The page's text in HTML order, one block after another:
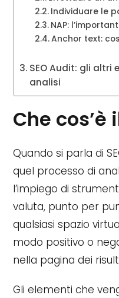
Individuare le
NAP:
Anchor text:
SEO Audit: gli altri
analisi
Che cos’è
Quando si parla di
quel processo di
l’impiego di
valuta, punto per
qualsiasi spazio
modo positivo o
nella pagina dei
Gli elementi che